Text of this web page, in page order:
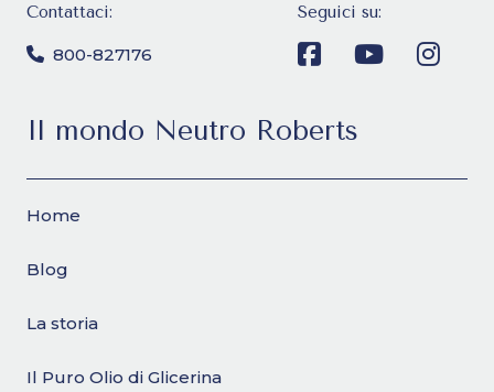
Contattaci:
800-827176
Seguici su:
Il mondo Neutro Roberts
Home
Blog
La storia
Il Puro Olio di Glicerina